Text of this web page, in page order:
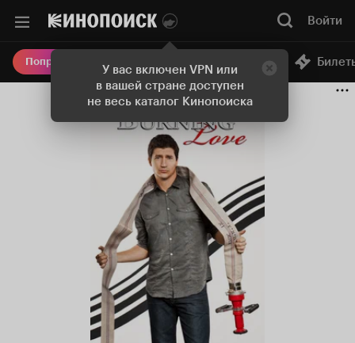
У вас включен VPN или
в вашей стране доступен
не весь каталог Кинопоиска
Войти
Попробовать Плюс Онлайн-кинотеатр